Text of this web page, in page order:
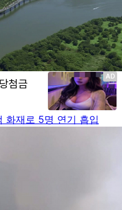
화재로 5명 연기 흡입